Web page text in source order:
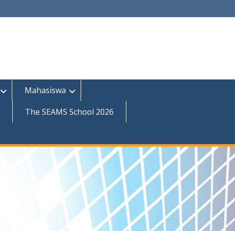
Mahasiswa
The SEAMS School 2026